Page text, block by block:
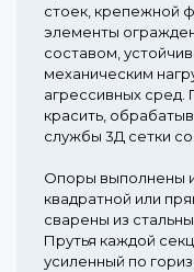
стоек, крепежной
элементы
составом,
механическим
агрессивных сред.
красить,
службы 3Д сетки
Опоры выполнены
квадратной или
сварены из
Прутья каждой
усиленный по